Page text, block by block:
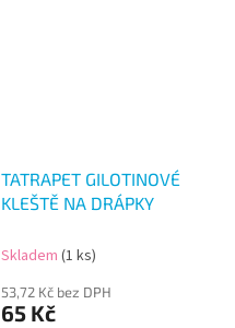
TATRAPET GILOTINOVÉ
KLEŠTĚ NA DRÁPKY
Skladem (1 ks)
53,72 Kč bez DPH
65 Kč